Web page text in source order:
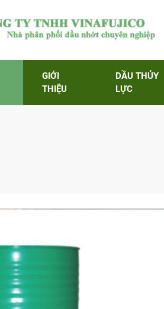
GIỚI
THIỆU
DẦU THỦY
LỰC